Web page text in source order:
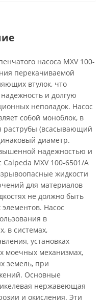
насоса MXV 100-
перекачиваемой
втулок, что
и долгую
неполадок. Насос
собой моноблок, в
раструбы (всасывающий
диаметр.
надежностью и
MXV 100-6501/A
жидкости
для материалов
не должно быть
Насос
в
в системах,
установках
моечных механизмах,
земель, при
Основные
нержавеющая
и окисления. Эти